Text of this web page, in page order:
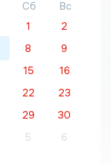
Сб
Вс
1
2
8
9
15
16
22
23
29
30
5 6